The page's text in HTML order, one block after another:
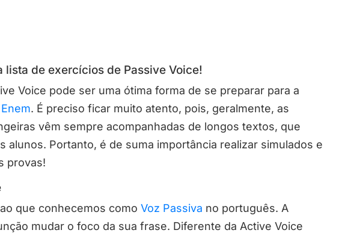
lista de exercícios de Passive Voice!
Voice pode ser uma ótima forma de se preparar para a
Enem. É preciso ficar muito atento, pois, geralmente, as
vêm sempre acompanhadas de longos textos, que
alunos. Portanto, é de suma importância realizar simulados e
provas!
que conhecemos como Voz Passiva no português. A
mudar o foco da sua frase. Diferente da Active Voice